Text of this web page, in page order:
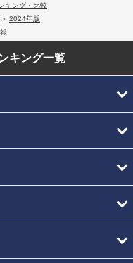
キング・比較
2024年版
キング一覧